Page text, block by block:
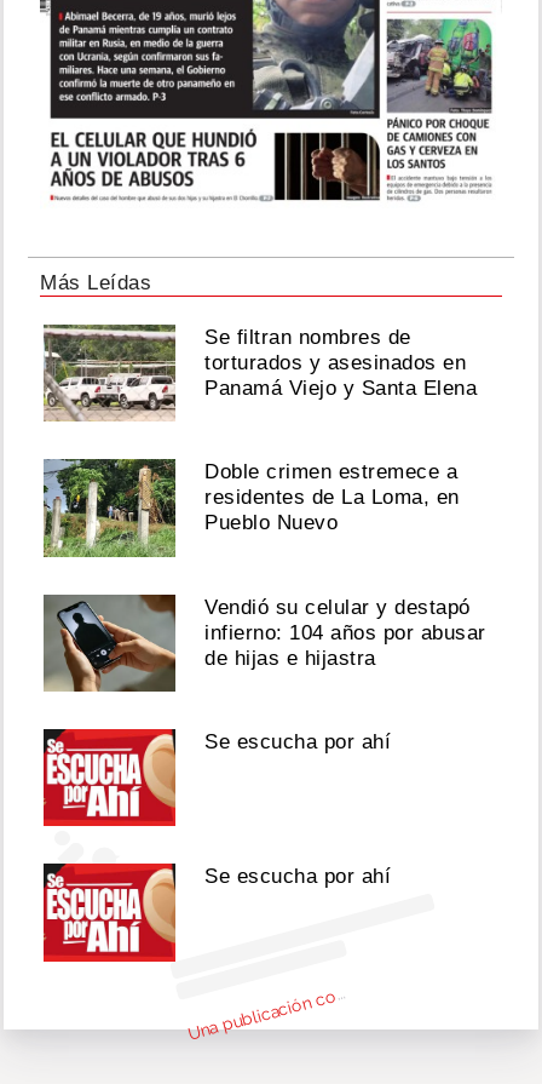
actividad
laboral
Agosto
06,
2026
Osorio
y
Omar
esperan
su
primer
Agosto
06,
2026
Ver
publicación
en
Instagram
U
om
2)
Más Leídas
Se filtran nombres de
torturados y asesinados en
Panamá Viejo y Santa Elena
Doble crimen estremece a
residentes de La Loma, en
Pueblo Nuevo
Vendió su celular y destapó
infierno: 104 años por abusar
de hijas e hijastra
Se escucha por ahí
Se escucha por ahí